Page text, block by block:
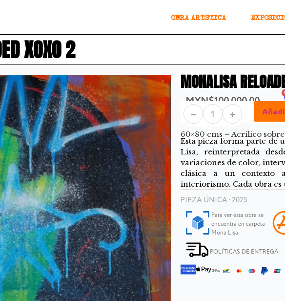
OBRA ARTÍSTICA
XOXO 2
MONALISA
MXN$100,000.00
− +
60×80 cms – Acrílico
Esta pieza forma parte de
Lisa, reinterpretada
variaciones de color,
clásica a un contexto
interiorismo. Cada obra
PIEZA ÚNICA · 2025
Para ver ésta obra se
encuentra en carpeta
Mona Lisa
POLÍTICAS DE ENTREGA